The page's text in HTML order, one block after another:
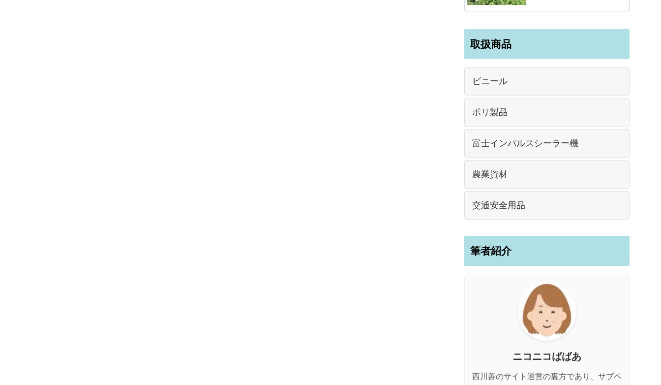
取扱商品
ビニール
ポリ製品
富士インパルスシーラー機
農業資材
交通安全用品
筆者紹介
ニコニコばばあ
西川善のサイト運営の裏方であり、サブペ